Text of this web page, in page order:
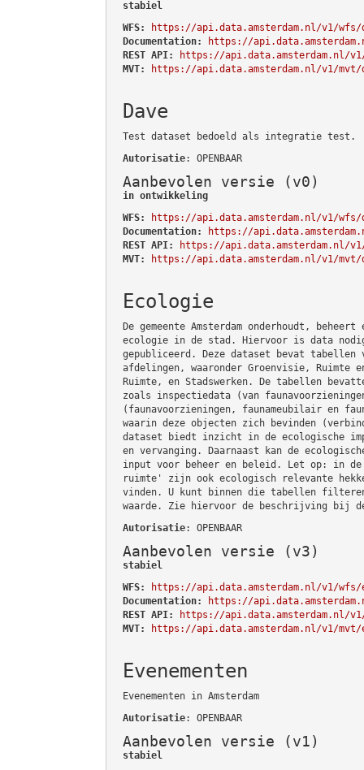
stabiel
WFS:
https://api.data.amsterdam.nl/v1/wfs/
Documentation:
https://
REST API:
https://api.data.amsterdam.nl/
MVT:
https://api.data.amsterdam.nl/v1/mvt/
Dave
Test dataset bedoeld als integratie test.
Autorisatie: OPENBAAR
Aanbevolen versie (v0)
in ontwikkeling
WFS:
https://api.data.amsterdam.nl/v1/wfs/
Documentation:
https://
REST API:
https://api.data.amsterdam.nl/
MVT:
https://api.data.amsterdam.nl/v1/mvt/
Ecologie
De gemeente Amsterdam onderhoudt,
ecologie in de stad. Hiervoor is data
gepubliceerd. Deze dataset bevat tabellen
afdelingen, waaronder Groenvisie, Ruimte
Ruimte, en Stadswerken. De tabellen
zoals inspectiedata (van
(faunavoorzieningen, faunameubilair en
waarin deze objecten zich bevinden
dataset biedt inzicht in de ecologische
en vervanging. Daarnaast kan de
input voor beheer en beleid. Let op: in de
ruimte' zijn ook ecologisch relevante
vinden. U kunt binnen die tabellen
waarde. Zie hiervoor de beschrijving bij
Autorisatie: OPENBAAR
Aanbevolen versie (v3)
stabiel
WFS:
https://api.data.amsterdam.nl/v1/wfs/
Documentation:
https://
REST API:
https://api.data.amsterdam.nl/
MVT:
https://api.data.amsterdam.nl/v1/mvt/
Evenementen
Evenementen in Amsterdam
Autorisatie: OPENBAAR
Aanbevolen versie (v1)
stabiel